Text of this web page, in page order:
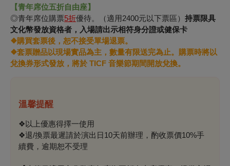
【青年席位五折自由座】
◎青年席位購票5折優待。（適用2400元以下票區） 持票限具
文化幣發放資格者，入場請出示相符身分證或健保卡
❖購買套票後，恕不接受單場退票。
❖套票贈品以現場實品為主，數量有限送完為止。購票時將以
兌換券形式發放，將於 TICF 音樂節期間開放兌換。
溫馨提醒
❖以上優惠得擇一使用
❖退/換票最遲請於演出日10天前辦理，酌收票價10%手
續費，逾期恕不受理